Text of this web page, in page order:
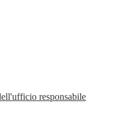
responsabile